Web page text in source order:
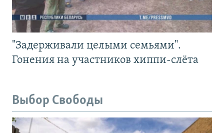
"Задерживали целыми семьями".
Гонения на участников хиппи-слёта
Выбор Свободы